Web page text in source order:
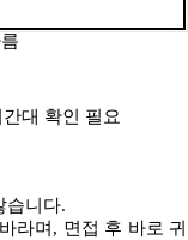
대 확인 필요
습니다.
라며 , 면접 후 바로